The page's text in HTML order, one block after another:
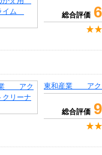
総合評価
東和産業 アク
総合評価